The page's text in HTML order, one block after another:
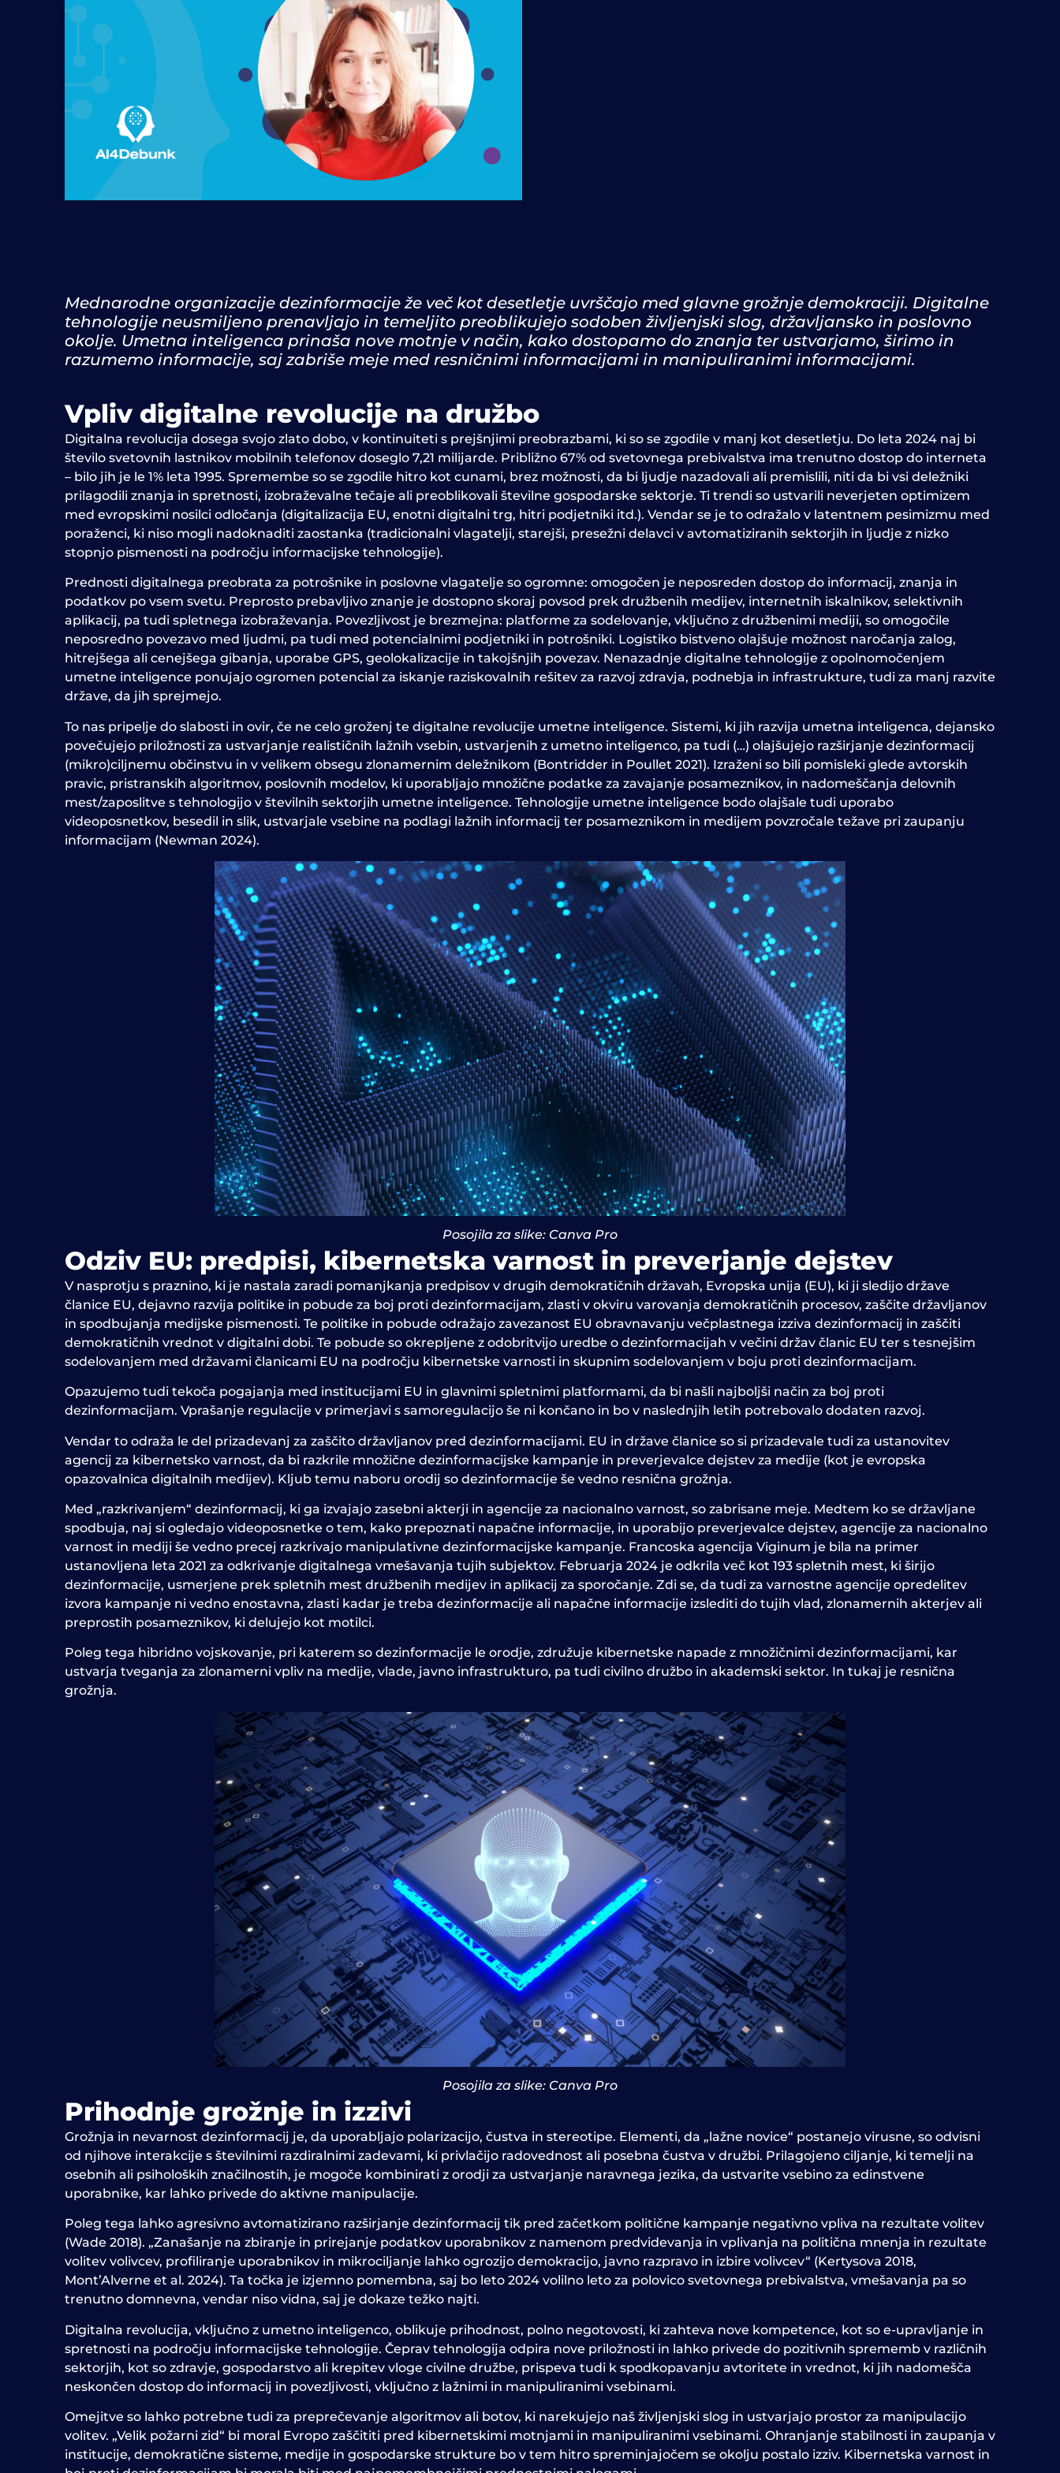
Mednarodne organizacije dezinformacije že več kot desetletje uvrščajo med glavne grožnje demokraciji. Digitalne
tehnologije neusmiljeno prenavljajo in temeljito preoblikujejo sodoben življenjski slog, državljansko in poslovno
okolje. Umetna inteligenca prinaša nove motnje v način, kako dostopamo do znanja ter ustvarjamo, širimo in
razumemo informacije, saj zabriše meje med resničnimi informacijami in manipuliranimi informacijami.
Vpliv digitalne revolucije na družbo
Digitalna revolucija dosega svojo zlato dobo, v kontinuiteti s prejšnjimi preobrazbami, ki so se zgodile v manj kot desetletju. Do leta 2024 naj bi
število svetovnih lastnikov mobilnih telefonov doseglo 7,21 milijarde. Približno 67% od svetovnega prebivalstva ima trenutno dostop do interneta
– bilo jih je le 1% leta 1995. Spremembe so se zgodile hitro kot cunami, brez možnosti, da bi ljudje nazadovali ali premislili, niti da bi vsi deležniki
prilagodili znanja in spretnosti, izobraževalne tečaje ali preoblikovali številne gospodarske sektorje. Ti trendi so ustvarili neverjeten optimizem
med evropskimi nosilci odločanja (digitalizacija EU, enotni digitalni trg, hitri podjetniki itd.). Vendar se je to odražalo v latentnem pesimizmu med
poraženci, ki niso mogli nadoknaditi zaostanka (tradicionalni vlagatelji, starejši, presežni delavci v avtomatiziranih sektorjih in ljudje z nizko
stopnjo pismenosti na področju informacijske tehnologije).
Prednosti digitalnega preobrata za potrošnike in poslovne vlagatelje so ogromne: omogočen je neposreden dostop do informacij, znanja in
podatkov po vsem svetu. Preprosto prebavljivo znanje je dostopno skoraj povsod prek družbenih medijev, internetnih iskalnikov, selektivnih
aplikacij, pa tudi spletnega izobraževanja. Povezljivost je brezmejna: platforme za sodelovanje, vključno z družbenimi mediji, so omogočile
neposredno povezavo med ljudmi, pa tudi med potencialnimi podjetniki in potrošniki. Logistiko bistveno olajšuje možnost naročanja zalog,
hitrejšega ali cenejšega gibanja, uporabe GPS, geolokalizacije in takojšnjih povezav. Nenazadnje digitalne tehnologije z opolnomočenjem
umetne inteligence ponujajo ogromen potencial za iskanje raziskovalnih rešitev za razvoj zdravja, podnebja in infrastrukture, tudi za manj razvite
države, da jih sprejmejo.
To nas pripelje do slabosti in ovir, če ne celo groženj te digitalne revolucije umetne inteligence. Sistemi, ki jih razvija umetna inteligenca, dejansko
povečujejo priložnosti za ustvarjanje realističnih lažnih vsebin, ustvarjenih z umetno inteligenco, pa tudi (…) olajšujejo razširjanje dezinformacij
(mikro)ciljnemu občinstvu in v velikem obsegu zlonamernim deležnikom (Bontridder in Poullet 2021). Izraženi so bili pomisleki glede avtorskih
pravic, pristranskih algoritmov, poslovnih modelov, ki uporabljajo množične podatke za zavajanje posameznikov, in nadomeščanja delovnih
mest/zaposlitve s tehnologijo v številnih sektorjih umetne inteligence. Tehnologije umetne inteligence bodo olajšale tudi uporabo
videoposnetkov, besedil in slik, ustvarjale vsebine na podlagi lažnih informacij ter posameznikom in medijem povzročale težave pri zaupanju
informacijam (Newman 2024).
Posojila za slike: Canva Pro
Odziv EU: predpisi, kibernetska varnost in preverjanje dejstev
V nasprotju s praznino, ki je nastala zaradi pomanjkanja predpisov v drugih demokratičnih državah, Evropska unija (EU), ki ji sledijo države
članice EU, dejavno razvija politike in pobude za boj proti dezinformacijam, zlasti v okviru varovanja demokratičnih procesov, zaščite državljanov
in spodbujanja medijske pismenosti. Te politike in pobude odražajo zavezanost EU obravnavanju večplastnega izziva dezinformacij in zaščiti
demokratičnih vrednot v digitalni dobi. Te pobude so okrepljene z odobritvijo uredbe o dezinformacijah v večini držav članic EU ter s tesnejšim
sodelovanjem med državami članicami EU na področju kibernetske varnosti in skupnim sodelovanjem v boju proti dezinformacijam.
Opazujemo tudi tekoča pogajanja med institucijami EU in glavnimi spletnimi platformami, da bi našli najboljši način za boj proti
dezinformacijam. Vprašanje regulacije v primerjavi s samoregulacijo še ni končano in bo v naslednjih letih potrebovalo dodaten razvoj.
Vendar to odraža le del prizadevanj za zaščito državljanov pred dezinformacijami. EU in države članice so si prizadevale tudi za ustanovitev
agencij za kibernetsko varnost, da bi razkrile množične dezinformacijske kampanje in preverjevalce dejstev za medije (kot je evropska
opazovalnica digitalnih medijev). Kljub temu naboru orodij so dezinformacije še vedno resnična grožnja.
Med „razkrivanjem“ dezinformacij, ki ga izvajajo zasebni akterji in agencije za nacionalno varnost, so zabrisane meje. Medtem ko se državljane
spodbuja, naj si ogledajo videoposnetke o tem, kako prepoznati napačne informacije, in uporabijo preverjevalce dejstev, agencije za nacionalno
varnost in mediji še vedno precej razkrivajo manipulativne dezinformacijske kampanje. Francoska agencija Viginum je bila na primer
ustanovljena leta 2021 za odkrivanje digitalnega vmešavanja tujih subjektov. Februarja 2024 je odkrila več kot 193 spletnih mest, ki širijo
dezinformacije, usmerjene prek spletnih mest družbenih medijev in aplikacij za sporočanje. Zdi se, da tudi za varnostne agencije opredelitev
izvora kampanje ni vedno enostavna, zlasti kadar je treba dezinformacije ali napačne informacije izslediti do tujih vlad, zlonamernih akterjev ali
preprostih posameznikov, ki delujejo kot motilci.
Poleg tega hibridno vojskovanje, pri katerem so dezinformacije le orodje, združuje kibernetske napade z množičnimi dezinformacijami, kar
ustvarja tveganja za zlonamerni vpliv na medije, vlade, javno infrastrukturo, pa tudi civilno družbo in akademski sektor. In tukaj je resnična
grožnja.
Posojila za slike: Canva Pro
Prihodnje grožnje in izzivi
Grožnja in nevarnost dezinformacij je, da uporabljajo polarizacijo, čustva in stereotipe. Elementi, da „lažne novice“ postanejo virusne, so odvisni
od njihove interakcije s številnimi razdiralnimi zadevami, ki privlačijo radovednost ali posebna čustva v družbi. Prilagojeno ciljanje, ki temelji na
osebnih ali psiholoških značilnostih, je mogoče kombinirati z orodji za ustvarjanje naravnega jezika, da ustvarite vsebino za edinstvene
uporabnike, kar lahko privede do aktivne manipulacije.
Poleg tega lahko agresivno avtomatizirano razširjanje dezinformacij tik pred začetkom politične kampanje negativno vpliva na rezultate volitev
(Wade 2018). „Zanašanje na zbiranje in prirejanje podatkov uporabnikov z namenom predvidevanja in vplivanja na politična mnenja in rezultate
volitev volivcev, profiliranje uporabnikov in mikrociljanje lahko ogrozijo demokracijo, javno razpravo in izbire volivcev“ (Kertysova 2018,
Mont’Alverne et al. 2024). Ta točka je izjemno pomembna, saj bo leto 2024 volilno leto za polovico svetovnega prebivalstva, vmešavanja pa so
trenutno domnevna, vendar niso vidna, saj je dokaze težko najti.
Digitalna revolucija, vključno z umetno inteligenco, oblikuje prihodnost, polno negotovosti, ki zahteva nove kompetence, kot so e-upravljanje in
spretnosti na področju informacijske tehnologije. Čeprav tehnologija odpira nove priložnosti in lahko privede do pozitivnih sprememb v različnih
sektorjih, kot so zdravje, gospodarstvo ali krepitev vloge civilne družbe, prispeva tudi k spodkopavanju avtoritete in vrednot, ki jih nadomešča
neskončen dostop do informacij in povezljivosti, vključno z lažnimi in manipuliranimi vsebinami.
Omejitve so lahko potrebne tudi za preprečevanje algoritmov ali botov, ki narekujejo naš življenjski slog in ustvarjajo prostor za manipulacijo
volitev. „Velik požarni zid“ bi moral Evropo zaščititi pred kibernetskimi motnjami in manipuliranimi vsebinami. Ohranjanje stabilnosti in zaupanja v
institucije, demokratične sisteme, medije in gospodarske strukture bo v tem hitro spreminjajočem se okolju postalo izziv. Kibernetska varnost in